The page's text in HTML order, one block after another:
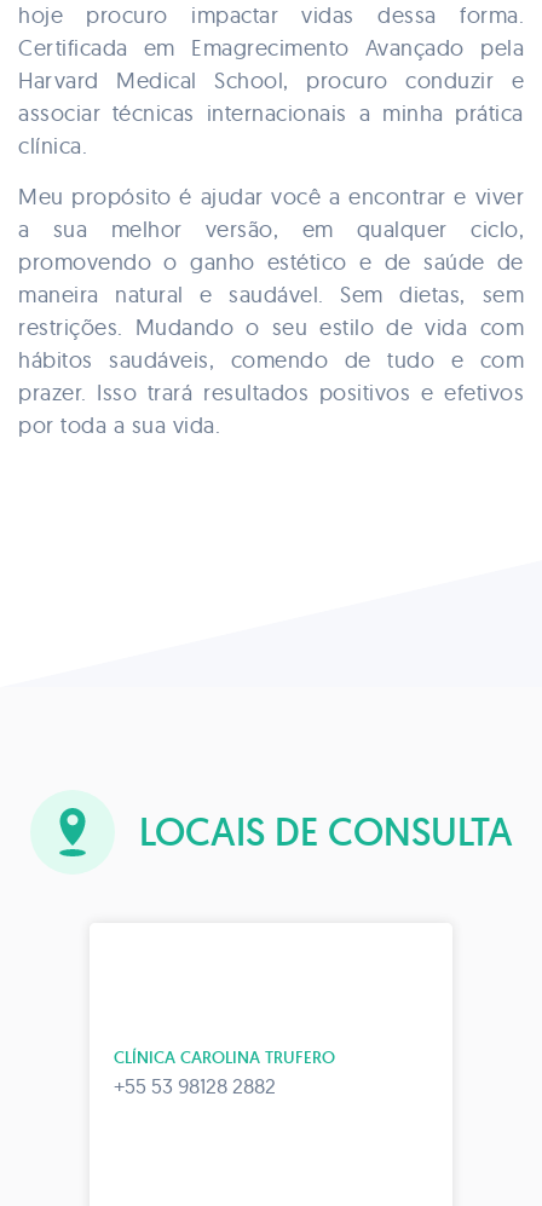
hoje procuro impactar vidas dessa forma.
Certificada em Emagrecimento Avançado pela
Harvard Medical School, procuro conduzir e
associar técnicas internacionais a minha prática
clínica.
Meu propósito é ajudar você a encontrar e viver
a sua melhor versão, em qualquer ciclo,
promovendo o ganho estético e de saúde de
maneira natural e saudável. Sem dietas, sem
restrições. Mudando o seu estilo de vida com
hábitos saudáveis, comendo de tudo e com
prazer. Isso trará resultados positivos e efetivos
por toda a sua vida.
LOCAIS DE CONSULTA
CLÍNICA CAROLINA TRUFERO
+55 53 98128 2882